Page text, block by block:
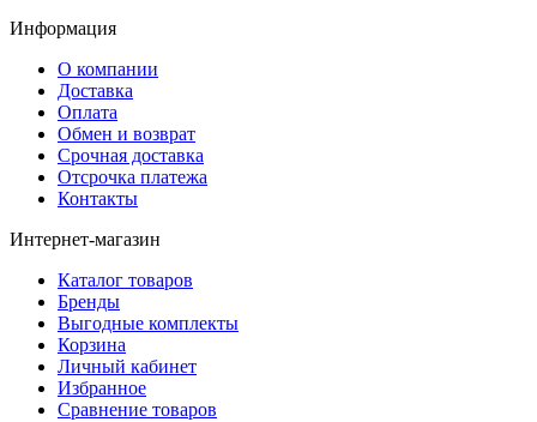
Информация
О компании
Доставка
Оплата
Обмен и возврат
Срочная доставка
Отсрочка платежа
Контакты
Интернет-магазин
Каталог товаров
Бренды
Выгодные комплекты
Корзина
Личный кабинет
Избранное
Сравнение товаров